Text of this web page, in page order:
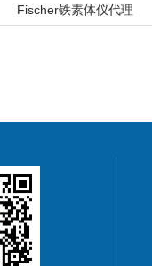
Fischer铁素体仪代理